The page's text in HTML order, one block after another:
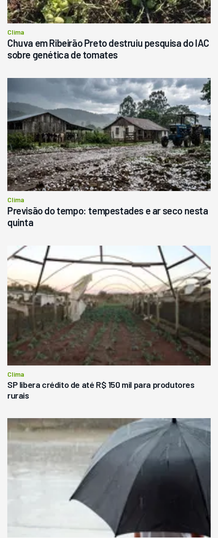
Clima
Chuva em Ribeirão Preto destruiu pesquisa do IAC
sobre genética de tomates
Clima
Previsão do tempo: tempestades e ar seco nesta
quinta
Clima
SP libera crédito de até R$ 150 mil para produtores
rurais